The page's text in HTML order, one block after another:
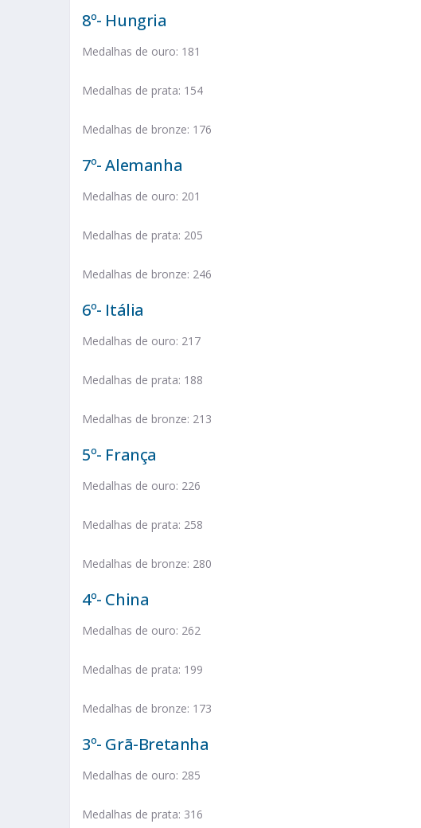
8º- Hungria
Medalhas de ouro: 181
Medalhas de prata: 154
Medalhas de bronze: 176
7º- Alemanha
Medalhas de ouro: 201
Medalhas de prata: 205
Medalhas de bronze: 246
6º- Itália
Medalhas de ouro: 217
Medalhas de prata: 188
Medalhas de bronze: 213
5º- França
Medalhas de ouro: 226
Medalhas de prata: 258
Medalhas de bronze: 280
4º- China
Medalhas de ouro: 262
Medalhas de prata: 199
Medalhas de bronze: 173
3º- Grã-Bretanha
Medalhas de ouro: 285
Medalhas de prata: 316